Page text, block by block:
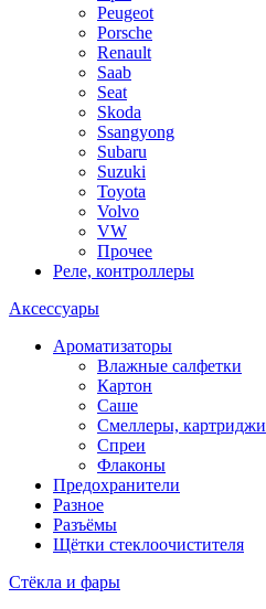
Peugeot
Porsche
Renault
Saab
Seat
Skoda
Ssangyong
Subaru
Suzuki
Toyota
Volvo
VW
Прочее
Реле, контроллеры
Аксессуары
Ароматизаторы
Влажные салфетки
Картон
Саше
Смеллеры, картриджи
Спреи
Флаконы
Предохранители
Разное
Разъёмы
Щётки стеклоочистителя
Стёкла и фары